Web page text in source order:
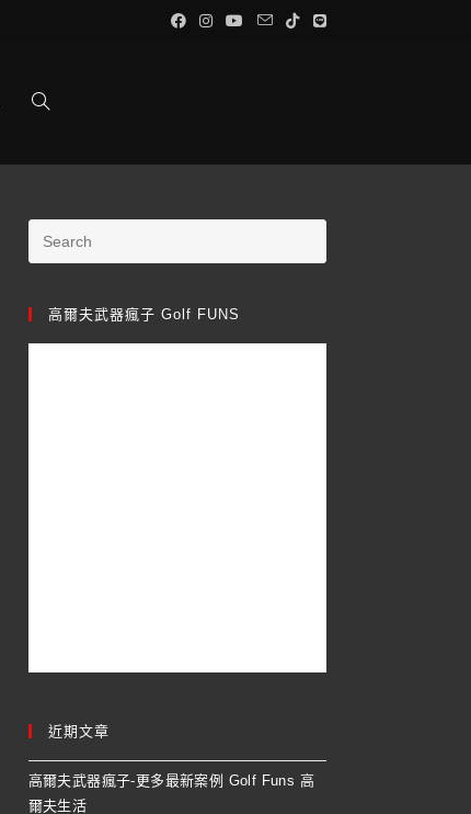
高爾夫武器瘋子 Golf FUNS
近期文章
高爾夫武器瘋子-更多最新案例 Golf Funs 高
爾夫生活